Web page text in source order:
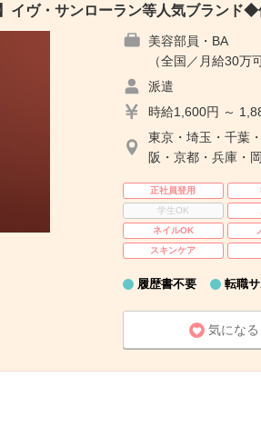
イヴ・サンローラン等人気ブランド
美容部員・BA
（全国／月給30万
派遣
時給1,600円 ～
東京・埼玉・千葉
阪・京都・兵庫・
正社員登用
学生OK
ネイルOK
スキンケア
履歴書不要 転職
気になる